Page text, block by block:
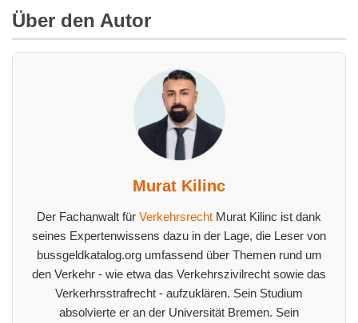
Über den Autor
Murat Kilinc
Der Fachanwalt für Verkehrsrecht Murat Kilinc ist dank
seines Expertenwissens dazu in der Lage, die Leser von
bussgeldkatalog.org umfassend über Themen rund um
den Verkehr - wie etwa das Verkehrszivilrecht sowie das
Verkerhrsstrafrecht - aufzuklären. Sein Studium
absolvierte er an der Universität Bremen. Sein